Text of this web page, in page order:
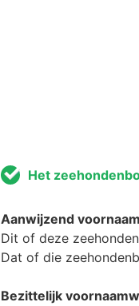
Het
Aanwijzend
Dit of deze
Dat of die
Bezittelijk